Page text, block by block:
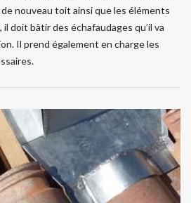
nouveau toit ainsi que les éléments
doit bâtir des échafaudages qu’il va
Il prend également en charge les